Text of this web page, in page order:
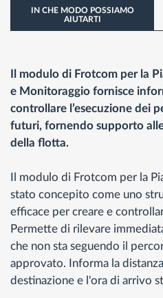
IN CHE MODO POSSIAMO
AIUTARTI
Il modulo di Frotcom per la
e Monitoraggio fornisce
controllare l’esecuzione dei
futuri, fornendo supporto
della flotta.
Il modulo di Frotcom per la
stato concepito come uno
efficace per creare e
Permette di rilevare
che non sta seguendo il
approvato. Informa la
destinazione e l'ora di arrivo